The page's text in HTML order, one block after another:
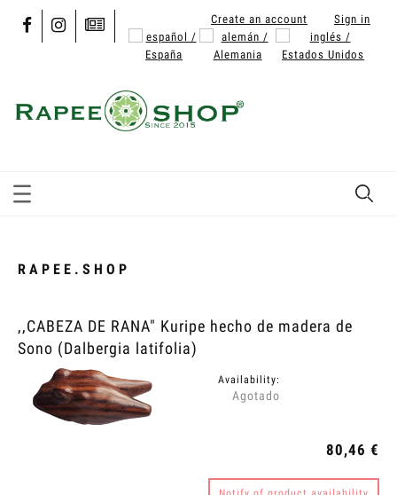
Create an account Sign in
RAPEE.SHOP
,,CABEZA DE RANA" Kuripe hecho de madera de
Sono (Dalbergia latifolia)
Availability:
Agotado
80,46 €